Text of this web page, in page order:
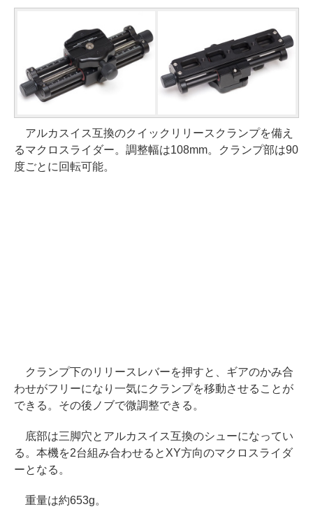
アルカスイス互換のクイックリリースクランプを備え
るマクロスライダー。調整幅は108mm。クランプ部は90
度ごとに回転可能。
クランプ下のリリースレバーを押すと、ギアのかみ合
わせがフリーになり一気にクランプを移動させることが
できる。その後ノブで微調整できる。
底部は三脚穴とアルカスイス互換のシューになってい
る。本機を2台組み合わせるとXY方向のマクロスライダ
ーとなる。
重量は約653g。